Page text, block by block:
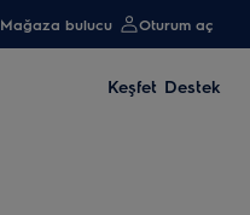
Mağaza bulucu Oturum aç
Keşfet Destek